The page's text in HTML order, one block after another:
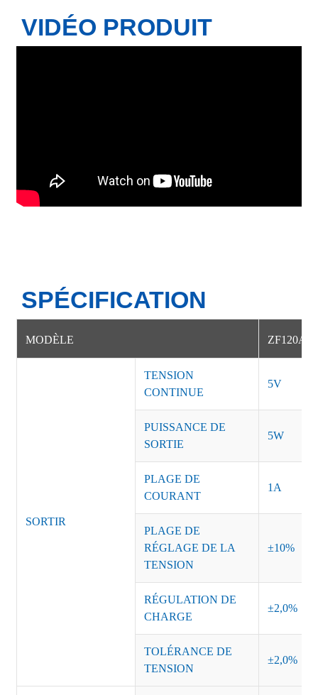
VIDÉO PRODUIT
SPÉCIFICATION
MODÈLE ZF120A-
SORTIR
TENSION
CONTINUE
5V
PUISSANCE DE
SORTIE
5W
PLAGE DE
COURANT
1A
PLAGE DE
RÉGLAGE DE LA
TENSION
±10%
RÉGULATION DE
CHARGE
±2,0%
TOLÉRANCE DE
TENSION
±2,0%